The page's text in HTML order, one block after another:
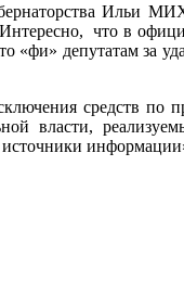
Ильи
что в
«фи» депутатам за
средств по
власти,